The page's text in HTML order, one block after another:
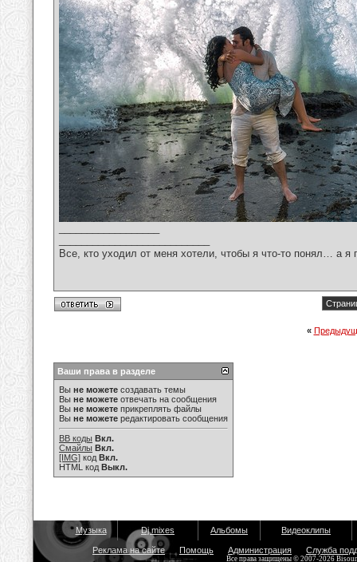
Все, кто уходил от меня хотели, чтобы я что-то понял… а
«
Ваши права в разделе
Вы не можете создавать темы
Вы не можете отвечать на сообщения
Вы не можете прикреплять файлы
Вы не можете редактировать сообщения
BB коды Вкл.
Смайлы Вкл.
[IMG] код Вкл.
HTML код Выкл.
Музыка Dj mixes Альбомы Видеоклипы
Реклама на сайте Помощь Администрация Служба
Все права защищены © 2007-2026